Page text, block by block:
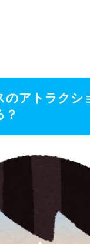
のアトラクシ
？